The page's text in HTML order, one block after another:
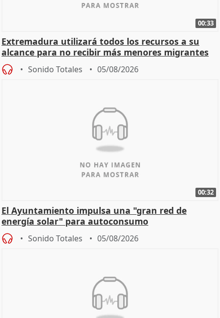
00:33
Extremadura utilizará todos los recursos a su
alcance para no recibir más menores migrantes
Sonido Totales 05/08/2026
00:32
El Ayuntamiento impulsa una "gran red de
energía solar" para autoconsumo
Sonido Totales 05/08/2026